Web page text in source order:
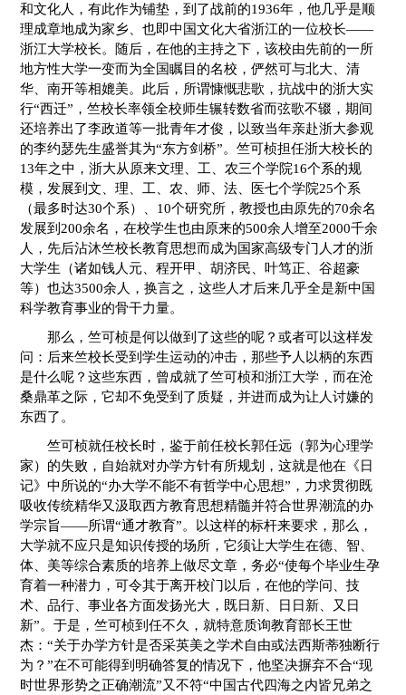
和文化人，有此作为铺垫，到了战前的1936年，他几乎是顺
理成章地成为家乡、也即中国文化大省浙江的一位校长——
浙江大学校长。随后，在他的主持之下，该校由先前的一所
地方性大学一变而为全国瞩目的名校，俨然可与北大、清
华、南开等相媲美。此后，所谓慷慨悲歌，抗战中的浙大实
行“西迁”，竺校长率领全校师生辗转数省而弦歌不辍，期间
还培养出了李政道等一批青年才俊，以致当年亲赴浙大参观
的李约瑟先生盛誉其为“东方剑桥”。竺可桢担任浙大校长的
13年之中，浙大从原来文理、工、农三个学院16个系的规
模，发展到文、理、工、农、师、法、医七个学院25个系
（最多时达30个系）、10个研究所，教授也由原先的70余名
发展到200余名，在校学生也由原来的500余人增至2000千余
人，先后沾沐竺校长教育思想而成为国家高级专门人才的浙
大学生（诸如钱人元、程开甲、胡济民、叶笃正、谷超豪
等）也达3500余人，换言之，这些人才后来几乎全是新中国
科学教育事业的骨干力量。
那么，竺可桢是何以做到了这些的呢？或者可以这样发
问：后来竺校长受到学生运动的冲击，那些予人以柄的东西
是什么呢？这些东西，曾成就了竺可桢和浙江大学，而在沧
桑鼎革之际，它却不免受到了质疑，并进而成为让人讨嫌的
东西了。
竺可桢就任校长时，鉴于前任校长郭任远（郭为心理学
家）的失败，自始就对办学方针有所规划，这就是他在《日
记》中所说的“办大学不能不有哲学中心思想”，力求贯彻既
吸收传统精华又汲取西方教育思想精髓并符合世界潮流的办
学宗旨——所谓“通才教育”。以这样的标杆来要求，那么，
大学就不应只是知识传授的场所，它须让大学生在德、智、
体、美等综合素质的培养上做尽文章，务必“使每个毕业生孕
育着一种潜力，可令其于离开校门以后，在他的学问、技
术、品行、事业各方面发扬光大，既日新、日日新、又日
新”。于是，竺可桢到任不久，就特意质询教育部长王世
杰：“关于办学方针是否采英美之学术自由或法西斯蒂独断行
为？”在不可能得到明确答复的情况下，他坚决摒弃不合“现
时世界形势之正确潮流”又不符“中国古代四海之内皆兄弟之